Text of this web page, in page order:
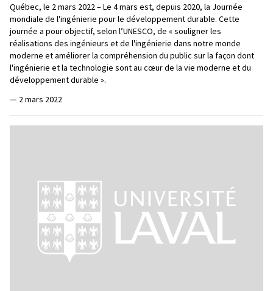
Québec, le 2 mars 2022 – Le 4 mars est, depuis 2020, la Journée
mondiale de l'ingénierie pour le développement durable. Cette
journée a pour objectif, selon l’UNESCO, de « souligner les
réalisations des ingénieurs et de l'ingénierie dans notre monde
moderne et améliorer la compréhension du public sur la façon dont
l'ingénierie et la technologie sont au cœur de la vie moderne et du
développement durable ».
— 2 mars 2022